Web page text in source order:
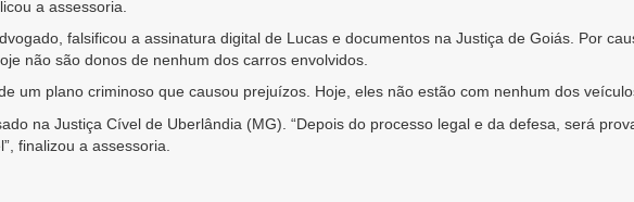
a assessoria.
falsificou a assinatura digital de Lucas e documentos na Justiça de Goiás. Por
não são donos de nenhum dos carros envolvidos.
um plano criminoso que causou prejuízos. Hoje, eles não estão com nenhum dos
na Justiça Cível de Uberlândia (MG). “Depois do processo legal e da defesa, será
finalizou a assessoria.